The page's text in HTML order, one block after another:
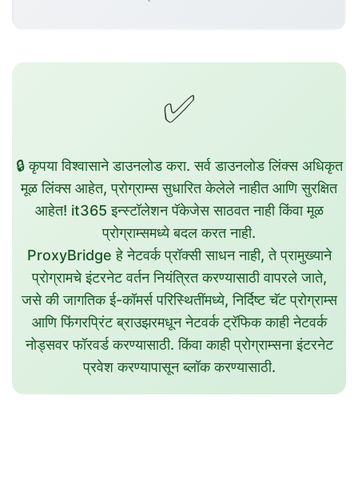
✅
🔒 कृपया विश्वासाने डाउनलोड करा. सर्व डाउनलोड लिंक्स अधिकृत
मूळ लिंक्स आहेत, प्रोग्राम्स सुधारित केलेले नाहीत आणि सुरक्षित
आहेत! it365 इन्स्टॉलेशन पॅकेजेस साठवत नाही किंवा मूळ
प्रोग्राम्समध्ये बदल करत नाही.
ProxyBridge हे नेटवर्क प्रॉक्सी साधन नाही, ते प्रामुख्याने
प्रोग्रामचे इंटरनेट वर्तन नियंत्रित करण्यासाठी वापरले जाते,
जसे की जागतिक ई-कॉमर्स परिस्थितींमध्ये, निर्दिष्ट चॅट प्रोग्राम्स
आणि फिंगरप्रिंट ब्राउझरमधून नेटवर्क ट्रॅफिक काही नेटवर्क
नोड्सवर फॉरवर्ड करण्यासाठी. किंवा काही प्रोग्राम्सना इंटरनेट
प्रवेश करण्यापासून ब्लॉक करण्यासाठी.